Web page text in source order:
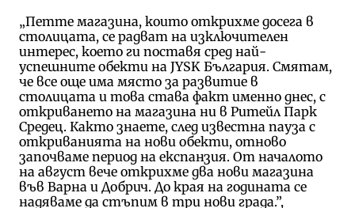
„Петте магазина, които открихме досега в
столицата, се радват на изключителен
интерес, което ги поставя сред най-
успешните обекти на JYSK България. Смятам,
че все още има място за развитие в
столицата и това става факт именно днес, с
откриването на магазина ни в Ритейл Парк
Средец. Както знаете, след известна пауза с
откриванията на нови обекти, отново
започваме период на експанзия. От началото
на август вече открихме два нови магазина
във Варна и Добрич. До края на годината се
надяваме да стъпим в три нови града.”,